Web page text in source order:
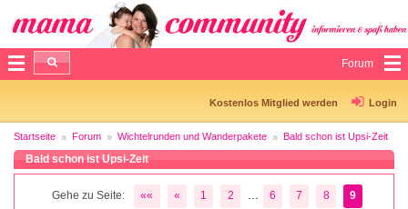
Forum
Kostenlos Mitglied werden Login
Startseite Forum Wichtelrunden und Wanderpakete Bald schon ist Upsi-Zeit
Bald schon ist Upsi-Zeit
Gehe zu Seite: «« « 1 2 6 7 8 9